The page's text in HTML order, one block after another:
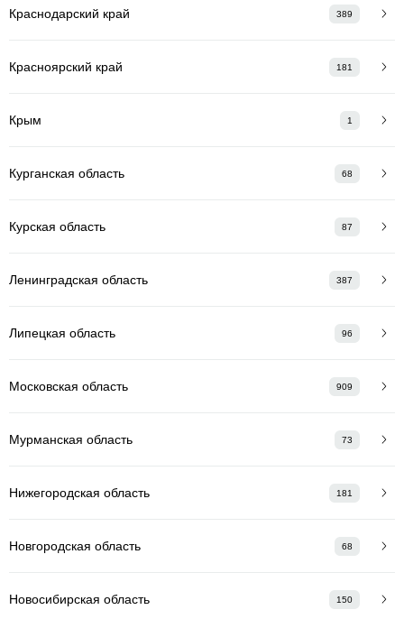
Краснодарский край 389
Красноярский край 181
Крым 1
Курганская область 68
Курская область 87
Ленинградская область 387
Липецкая область 96
Московская область 909
Мурманская область 73
Нижегородская область 181
Новгородская область 68
Новосибирская область 150